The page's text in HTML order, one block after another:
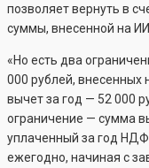
позволяет вернуть в
суммы, внесенной на
«Но есть два
000 рублей, внесенных
вычет за год — 52 000
ограничение — сумма
уплаченный за год
ежегодно, начиная с